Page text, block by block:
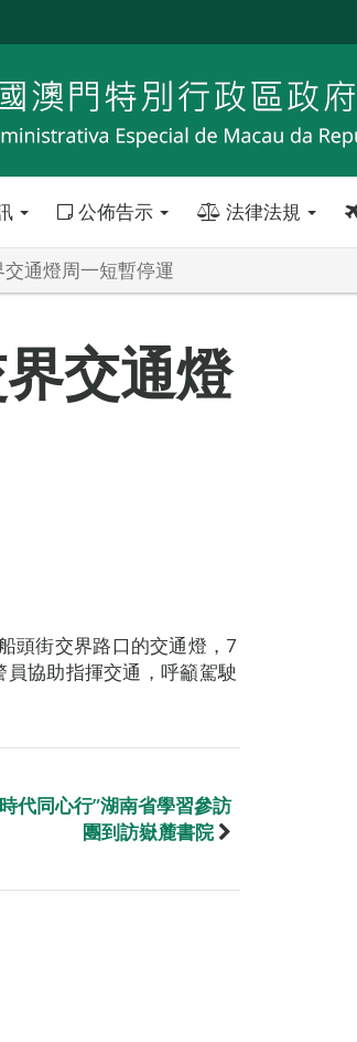
公佈告示 法律法規
通燈周一短暫停運
交通燈
頭街交界路口的交通燈，7
協助指揮交通，呼籲駕駛
代同心行”湖南省學習參訪
團到訪嶽麓書院